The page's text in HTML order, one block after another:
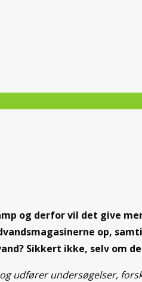
og derfor vil det give
op,
Sikkert ikke, selv om
udfører undersøgelser,